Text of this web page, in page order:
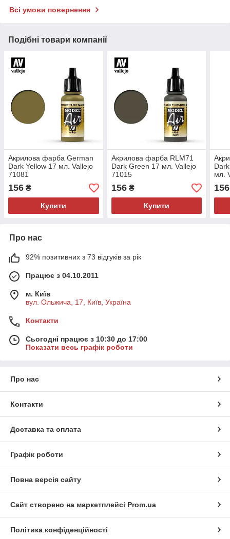
Всі умови повернення
Подібні товари компанії
Акрилова фарба German
Dark Yellow 17 мл. Vallejo
71081
156 ₴
Купити
Акрилова фарба RLM71
Dark Green 17 мл. Vallejo
71015
156₴
Купити
мл.
156
Про нас
92% позитивних з 73 відгуків за рік
Працює з 04.10.2011
м. Київ
вул. Ольжича, 17, Київ, Україна
Контакти
Сьогодні працює з 10:30 до 17:00
Показати весь графік роботи
Про нас
Контакти
Доставка та оплата
Графік роботи
Повна версія сайту
Сайт створено на маркетплейсі Prom.ua
Політика конфіденційності